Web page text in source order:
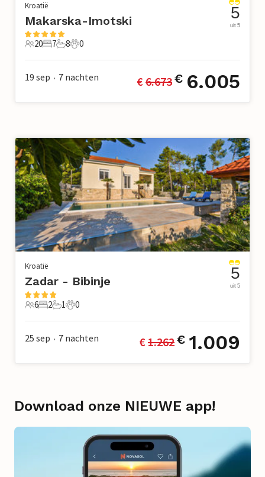
Kroatië
Makarska-Imotski
20 Gasten
20
7 Slaapkamers
7
8 Badkamers
8
0 Huisdieren
0
5
uit 5
19 sep • 7 nachten € 6.673€ 6.005
Kroatië
Zadar - Bibinje
6 Gasten
6
2 Slaapkamers
2
1 Badkamer
1
0 Huisdieren
0
5
uit 5
25 sep • 7 nachten € 1.262€ 1.009
Download onze NIEUWE app!